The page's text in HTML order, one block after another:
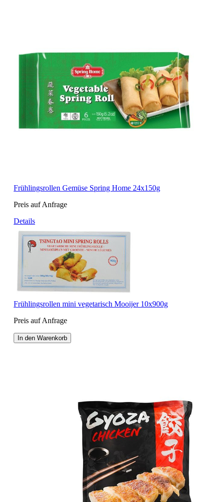
Frühlingsrollen Gemüse Spring Home 24x150g
Preis auf Anfrage
Details
Frühlingsrollen mini vegetarisch Mooijer 10x900g
Preis auf Anfrage
In den Warenkorb